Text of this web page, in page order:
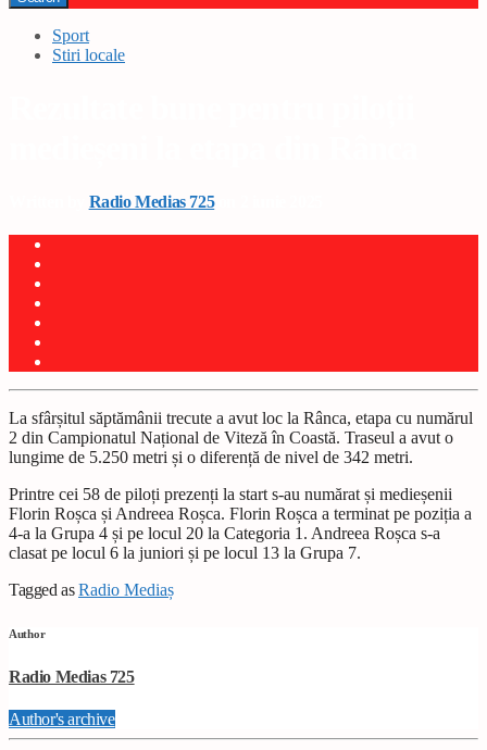
Sport
Stiri locale
Radio Medias 725on 2 iunie 2025
La sfârșitul săptămânii trecute a avut loc la Rânca, etapa cu numărul
2 din Campionatul Național de Viteză în Coastă. Traseul a avut o
lungime de 5.250 metri și o diferență de nivel de 342 metri.
Printre cei 58 de piloți prezenți la start s-au numărat și medieșenii
Florin Roșca și Andreea Roșca. Florin Roșca a terminat pe poziția a
4-a la Grupa 4 și pe locul 20 la Categoria 1. Andreea Roșca s-a
clasat pe locul 6 la juniori și pe locul 13 la Grupa 7.
Tagged asRadio Mediaș
Author
Radio Medias 725
Author's archive